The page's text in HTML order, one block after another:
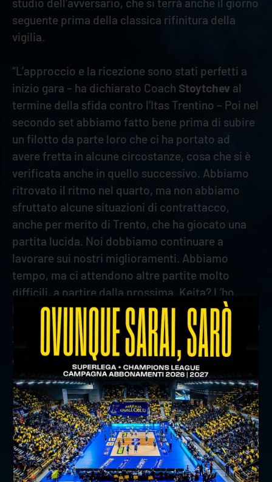
seguente prima della classica rifinitura della
vigilia.
“L’approccio e la ricezione sono stati perfetti a
inizio gara – ha dichiarato Coach Stoytchev al
termine della sfida contro l’Itas Trentino – Poi nel
secondo set abbiamo fatto bene prima di subire
un filotto da parte loro che ci ha portato ad
avere fretta in alcune circostanze, cosa che si è
verificata anche in quello successivo. Abbiamo
ritrovato il ritmo nel quarto, ma non abbiamo
sfruttato alcune situazioni di contrattacco,
anche per merito di Trento, che ha giocato una
partita lucida. Noi dobbiamo continuare a
lavorare sui nostri miglioramenti. Abbiamo
tempo, ma ci attendono altre partite molto
difficili, a partire dalla prossima. Keita? L’ho
inserito sin dall’inizio perché doveva capire qual
è il livello del campionato. Ha bisogno di spazio e
fiducia per entrare il prima possibile nel ritmo
gara”.
precedente:match analysis: itas trentino-rana verona in
numeri
successivo:rana verona: draw the new jersey
news prima squadra